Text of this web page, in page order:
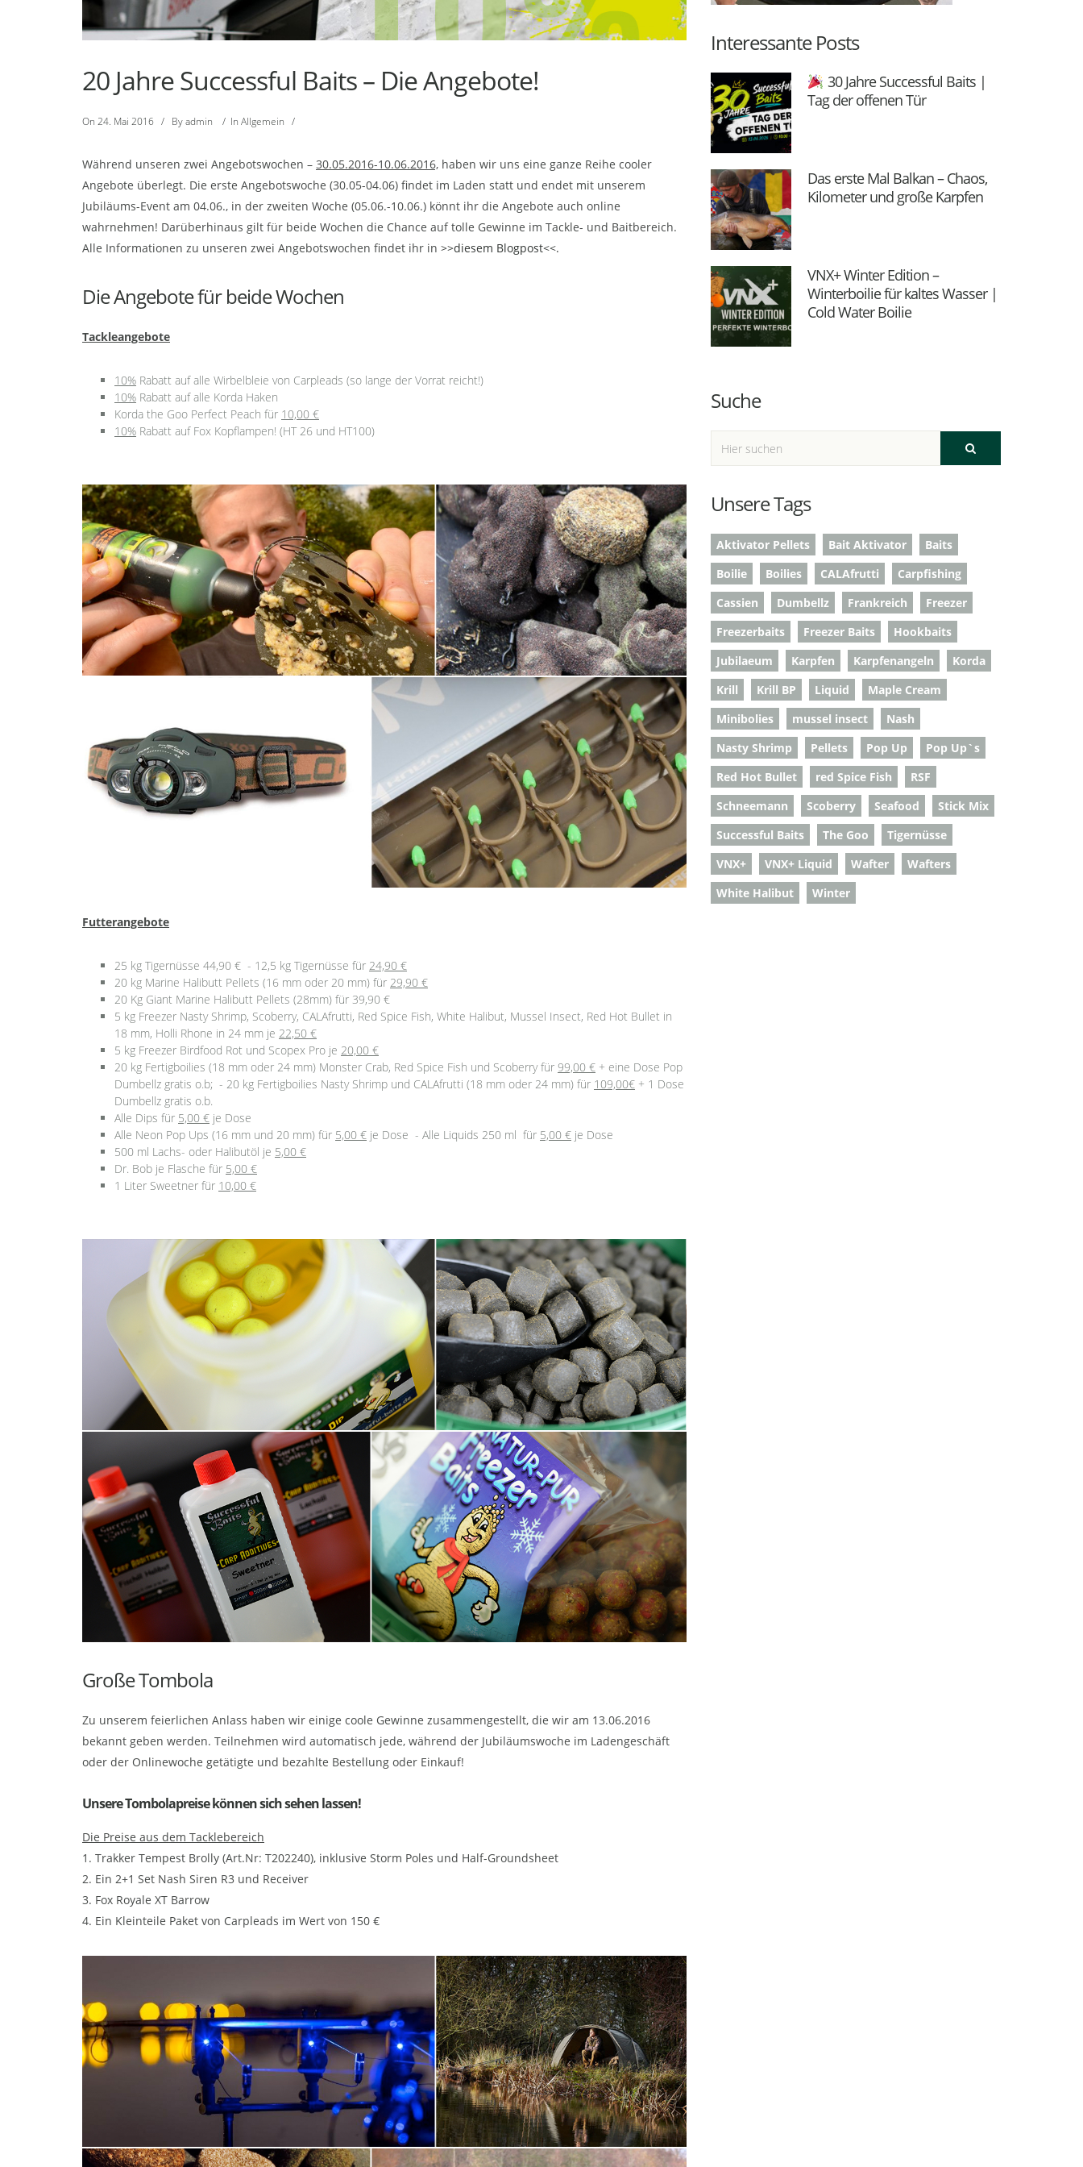
20 Jahre Successful Baits – Die Angebote!
On 24. Mai 2016 / Byadmin / In Allgemein /
Während unseren zwei Angebotswochen – 30.05.2016-10.06.2016, haben wir uns eine ganze Reihe cooler
Angebote überlegt. Die erste Angebotswoche (30.05-04.06) findet im Laden statt und endet mit unserem
Jubiläums-Event am 04.06., in der zweiten Woche (05.06.-10.06.) könnt ihr die Angebote auch online
wahrnehmen! Darüberhinaus gilt für beide Wochen die Chance auf tolle Gewinne im Tackle- und Baitbereich.
Alle Informationen zu unseren zwei Angebotswochen findet ihr in >>diesem Blogpost<<.
Die Angebote für beide Wochen
Tackleangebote
10% Rabatt auf alle Wirbelbleie von Carpleads (so lange der Vorrat reicht!)
10% Rabatt auf alle Korda Haken
Korda the Goo Perfect Peach für 10,00 €
10% Rabatt auf Fox Kopflampen! (HT 26 und HT100)
Futterangebote
25 kg Tigernüsse 44,90 € - 12,5 kg Tigernüsse für 24,90 €
20 kg Marine Halibutt Pellets (16 mm oder 20 mm) für 29,90 €
20 Kg Giant Marine Halibutt Pellets (28mm) für 39,90 €
5 kg Freezer Nasty Shrimp, Scoberry, CALAfrutti, Red Spice Fish, White Halibut, Mussel Insect, Red Hot Bullet in
18 mm, Holli Rhone in 24 mm je 22,50 €
5 kg Freezer Birdfood Rot und Scopex Pro je 20,00 €
20 kg Fertigboilies (18 mm oder 24 mm) Monster Crab, Red Spice Fish und Scoberry für 99,00 € + eine Dose Pop
Dumbellz gratis o.b; - 20 kg Fertigboilies Nasty Shrimp und CALAfrutti (18 mm oder 24 mm) für 109,00€ + 1 Dose
Dumbellz gratis o.b.
Alle Dips für 5,00 € je Dose
Alle Neon Pop Ups (16 mm und 20 mm) für 5,00 € je Dose - Alle Liquids 250 ml für 5,00 € je Dose
500 ml Lachs- oder Halibutöl je 5,00 €
Dr. Bob je Flasche für 5,00 €
1 Liter Sweetner für 10,00 €
Große Tombola
Zu unserem feierlichen Anlass haben wir einige coole Gewinne zusammengestellt, die wir am 13.06.2016
bekannt geben werden. Teilnehmen wird automatisch jede, während der Jubiläumswoche im Ladengeschäft
oder der Onlinewoche getätigte und bezahlte Bestellung oder Einkauf!
Unsere Tombolapreise können sich sehen lassen!
Die Preise aus dem Tacklebereich
1. Trakker Tempest Brolly (Art.Nr: T202240), inklusive Storm Poles und Half-Groundsheet
2. Ein 2+1 Set Nash Siren R3 und Receiver
3. Fox Royale XT Barrow
4. Ein Kleinteile Paket von Carpleads im Wert von 150 €
Interessante Posts
30 Jahre Successful Baits |
Tag der offenen Tür
Das erste Mal Balkan – Chaos,
Kilometer und große Karpfen
VNX+ Winter Edition –
Winterboilie für kaltes Wasser |
Cold Water Boilie
Suche
Unsere Tags
Aktivator Pellets Bait Aktivator
Baits
Boilie
Boilies CALAfrutti
Carpfishing
Cassien
Dumbellz Frankreich
Freezer
Freezerbaits
Freezer Baits
Hookbaits
Jubilaeum
Karpfen Karpfenangeln
Korda
Krill
Krill BP Liquid
Maple Cream
Minibolies
mussel insect
Nash
Nasty Shrimp
Pellets Pop Up
Pop Up`s
Red Hot Bullet
red Spice Fish
RSF
Schneemann
Scoberry Seafood
Stick Mix
Successful Baits
The Goo
Tigernüsse
VNX+
VNX+ Liquid Wafter
Wafters
White Halibut
Winter